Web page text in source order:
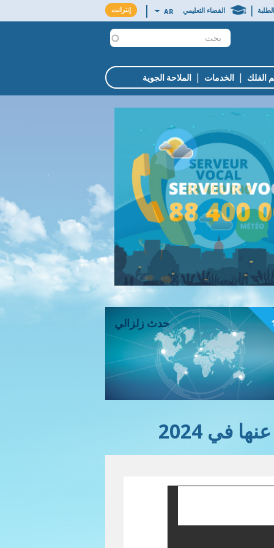
MENU
INTRANET
إنترانت AR
List additional actions | الفضاء التعليمي
الفلك | الخدمات | الملاحة الجوية
حدث زلزالي
في 2024